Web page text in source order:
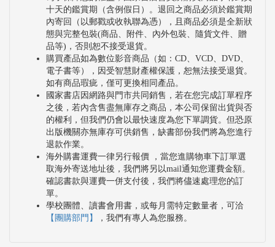
可提供地方政府未來推動整合型無障礙小客車運輸服
務之參考。
十天的鑑賞期（含例假日）。退回之商品必須於鑑賞期
內寄回（以郵戳或收執聯為憑），且商品必須是全新狀
態與完整包裝(商品、附件、內外包裝、隨貨文件、贈
品等)，否則恕不接受退貨。
購買產品如為數位影音商品（如：CD、VCD、DVD、
電子書等），因受智慧財產權保護，恕無法接受退貨。
如有商品瑕疵，僅可更換相同產品。
國家書店因網路與門市共同銷售，若在您完成訂單程序
之後，若內含售盡無庫存之商品，本公司保留出貨與否
的權利，但我們仍會以最快速度為您下單調貨。但恐原
出版機關亦無庫存可供銷售，缺書部份我們將為您進行
退款作業。
海外購書運費一律另行報價 ，當您進購物車下訂單選
取海外寄送地址後，我們將另以mail通知您運費金額。
確認書款與運費一併支付後，我們將儘速處理您的訂
單。
學校團體、讀書會用書，或每月需特定數量者，可洽
【團購部門】
，我們有專人為您服務。